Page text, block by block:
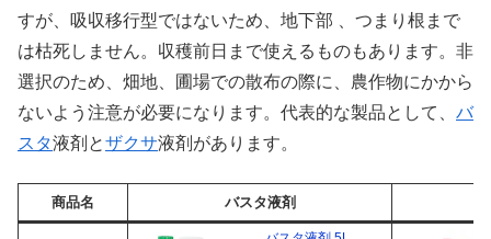
すが、吸収移行型ではないため、地下部 、つまり根まで
は枯死しません。収穫前日まで使えるものもあります。非
選択のため、畑地、圃場での散布の際に、農作物にかから
ないよう注意が必要になります。代表的な製品として、 バ
スタ液剤とザクサ液剤があります。
商品名 バスタ液剤